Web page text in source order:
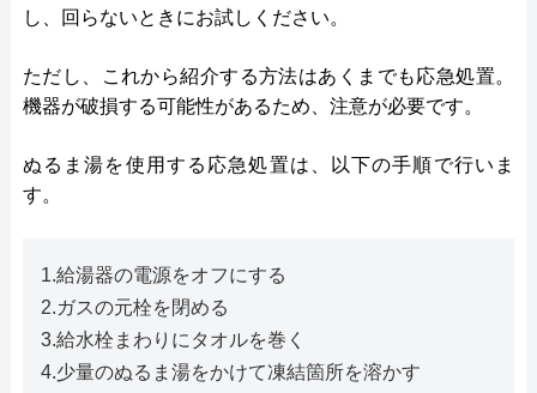
し、回らないときにお試しください。
ただし、これから紹介する方法はあくまでも応急処置。
機器が破損する可能性があるため、注意が必要です。
ぬるま湯を使用する応急処置は、以下の手順で行いま
す。
1.給湯器の電源をオフにする
2.ガスの元栓を閉める
3.給水栓まわりにタオルを巻く
4.少量のぬるま湯をかけて凍結箇所を溶かす